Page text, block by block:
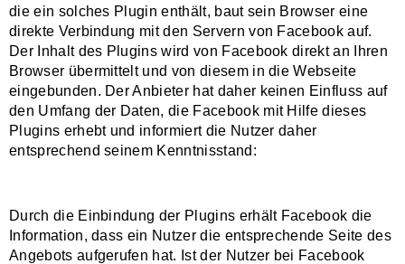
die ein solches Plugin enthält, baut sein Browser eine
direkte Verbindung mit den Servern von Facebook auf.
Der Inhalt des Plugins wird von Facebook direkt an Ihren
Browser übermittelt und von diesem in die Webseite
eingebunden. Der Anbieter hat daher keinen Einfluss auf
den Umfang der Daten, die Facebook mit Hilfe dieses
Plugins erhebt und informiert die Nutzer daher
entsprechend seinem Kenntnisstand:
Durch die Einbindung der Plugins erhält Facebook die
Information, dass ein Nutzer die entsprechende Seite des
Angebots aufgerufen hat. Ist der Nutzer bei Facebook